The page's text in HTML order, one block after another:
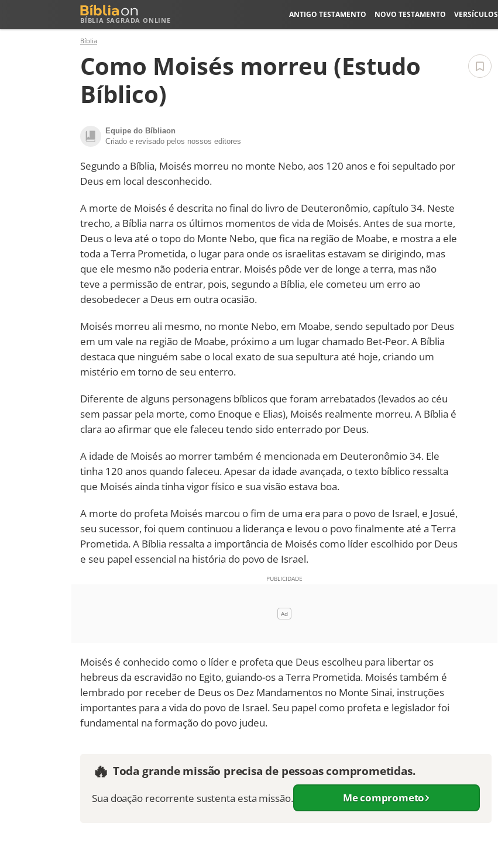
BÍBLIA SAGRADA ONLINE
ANTIGO TESTAMENTO NOVO TESTAMENTO VERSÍCULOS
Bíblia
Como Moisés morreu (Estudo
Bíblico)
Equipe do Bíbliaon
Criado e revisado pelos nossos editores
Segundo a Bíblia, Moisés morreu no monte Nebo, aos 120 anos e foi sepultado por
Deus em local desconhecido.
A morte de Moisés é descrita no final do livro de Deuteronômio, capítulo 34. Neste
trecho, a Bíblia narra os últimos momentos de vida de Moisés. Antes de sua morte,
Deus o leva até o topo do Monte Nebo, que fica na região de Moabe, e mostra a ele
toda a Terra Prometida, o lugar para onde os israelitas estavam se dirigindo, mas
que ele mesmo não poderia entrar. Moisés pôde ver de longe a terra, mas não
teve a permissão de entrar, pois, segundo a Bíblia, ele cometeu um erro ao
desobedecer a Deus em outra ocasião.
Moisés morreu ali mesmo, no monte Nebo, em Moabe, sendo sepultado por Deus
em um vale na região de Moabe, próximo a um lugar chamado Bet-Peor. A Bíblia
destaca que ninguém sabe o local exato de sua sepultura até hoje, criando um
mistério em torno de seu enterro.
Diferente de alguns personagens bíblicos que foram arrebatados (levados ao céu
sem passar pela morte, como Enoque e Elias), Moisés realmente morreu. A Bíblia é
clara ao afirmar que ele faleceu tendo sido enterrado por Deus.
A idade de Moisés ao morrer também é mencionada em Deuteronômio 34. Ele
tinha 120 anos quando faleceu. Apesar da idade avançada, o texto bíblico ressalta
que Moisés ainda tinha vigor físico e sua visão estava boa.
A morte do profeta Moisés marcou o fim de uma era para o povo de Israel, e Josué,
seu sucessor, foi quem continuou a liderança e levou o povo finalmente até a Terra
Prometida. A Bíblia ressalta a importância de Moisés como líder escolhido por Deus
e seu papel essencial na história do povo de Israel.
Moisés é conhecido como o líder e profeta que Deus escolheu para libertar os
hebreus da escravidão no Egito, guiando-os a Terra Prometida. Moisés também é
lembrado por receber de Deus os Dez Mandamentos no Monte Sinai, instruções
importantes para a vida do povo de Israel. Seu papel como profeta e legislador foi
fundamental na formação do povo judeu.
🔥 Toda grande missão precisa de pessoas comprometidas.
Sua doação recorrente sustenta esta missão. Me comprometo